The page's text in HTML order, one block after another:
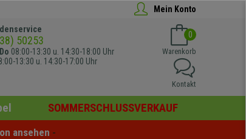
Mein Konto
50253
08:00-13:30 u. 14:30-18:00 Uhr
13:30 u. 14:30-17:00 Uhr
0
Warenkorb
Kontakt
SOMMERSCHLUSSVERKAUF
ansehen -